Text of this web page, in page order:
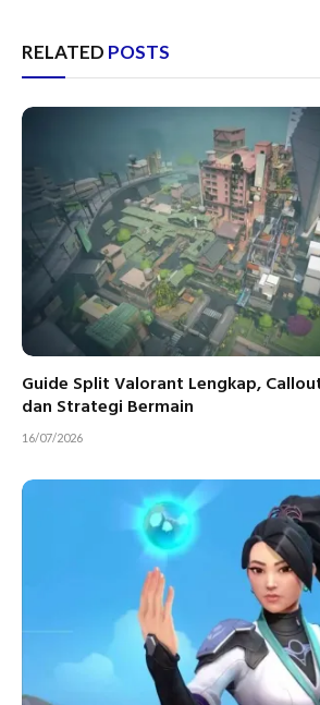
RELATED POSTS
Guide Split Valorant Lengkap,
dan Strategi Bermain
16/07/2026